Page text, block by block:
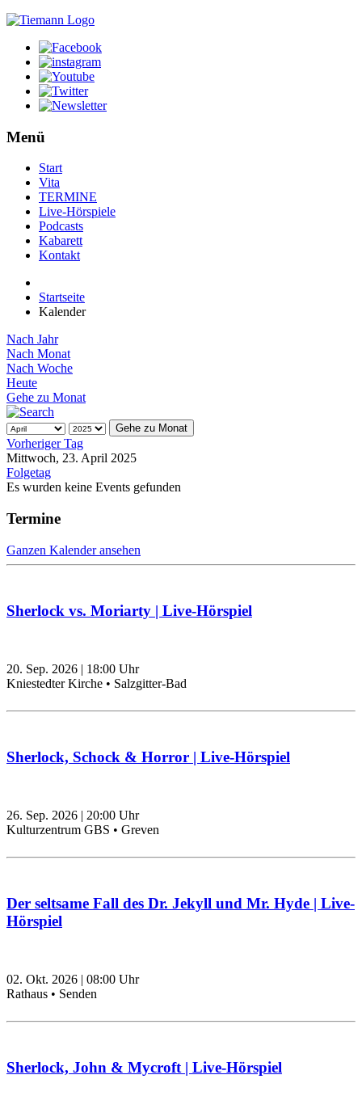
Menü
Start
Vita
TERMINE
Live-Hörspiele
Podcasts
Kabarett
Kontakt
Startseite
Kalender
Nach Jahr
Nach Monat
Nach Woche
Heute
Gehe zu Monat
Gehe zu Monat
Vorheriger Tag
Mittwoch, 23. April 2025
Folgetag
Es wurden keine Events gefunden
Termine
Ganzen Kalender ansehen
Sherlock vs. Moriarty | Live-Hörspiel
20. Sep. 2026 | 18:00 Uhr
Kniestedter Kirche • Salzgitter-Bad
Sherlock, Schock & Horror | Live-Hörspiel
26. Sep. 2026 | 20:00 Uhr
Kulturzentrum GBS • Greven
Der seltsame Fall des Dr. Jekyll und Mr. Hyde | Live-
Hörspiel
02. Okt. 2026 | 08:00 Uhr
Rathaus • Senden
Sherlock, John & Mycroft | Live-Hörspiel